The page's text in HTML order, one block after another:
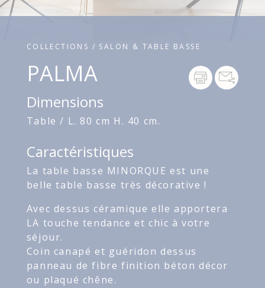
COLLECTIONS / SALON & TABLE BASSE
PALMA
Dimensions
Table / L. 80 cm H. 40 cm.
Caractéristiques
La table basse MINORQUE est une
belle table basse très décorative !
Avec dessus céramique elle apportera
LA touche tendance et chic à votre
séjour.
Coin canapé et guéridon dessus
panneau de fibre finition béton décor
ou plaqué chêne.